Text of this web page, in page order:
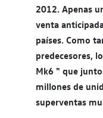
2012. Apenas
venta
países. Como
predecesores,
Mk6 " que
millones de
superventas